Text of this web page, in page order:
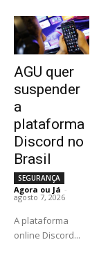
AGU quer
suspender
a
plataforma
Discord no
Brasil
SEGURANÇA
Agora ou Já -
agosto 7, 2026
A plataforma
online Discord...